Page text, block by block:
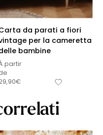
da parati a fiori
per la cameretta
bambine
partir
€